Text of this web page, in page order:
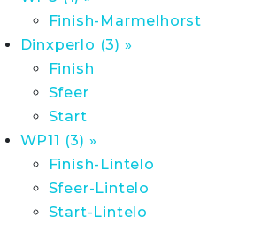
Finish-Marmelhorst
Dinxperlo (3) »
Finish
Sfeer
Start
WP11 (3) »
Finish-Lintelo
Sfeer-Lintelo
Start-Lintelo